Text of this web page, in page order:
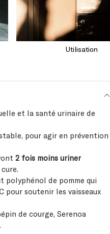
et la santé urinaire de
pour agir en prévention
2 fois moins uriner
polyphénol de pomme qui
pour soutenir les vaisseaux
de courge, Serenoa